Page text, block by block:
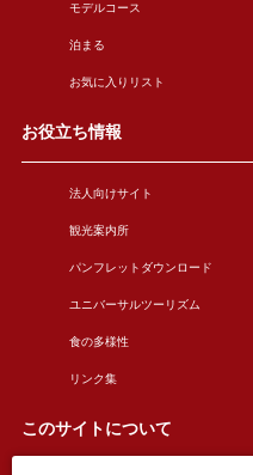
モデルコース
泊まる
お気に入りリスト
お役立ち情報
法人向けサイト
観光案内所
パンフレットダウンロード
ユニバーサルツーリズム
食の多様性
リンク集
このサイトについて